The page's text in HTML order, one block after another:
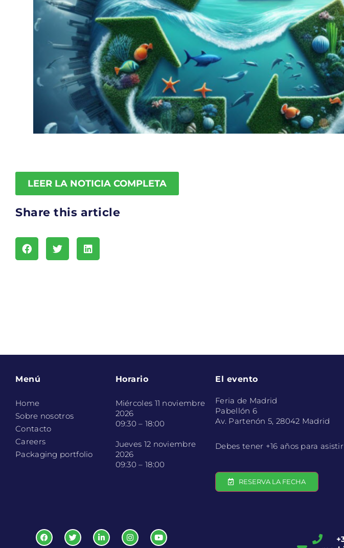
LEER LA NOTICIA COMPLETA
Share this article
Menú
Home
Sobre nosotros
Contacto
Careers
Packaging portfolio
Horario
Miércoles 11 noviembre
2026
09:30 – 18:00
Jueves 12 noviembre
2026
09:30 – 18:00
El evento
Feria de Madrid
Pabellón 6
Av. Partenón 5, 28042 Madrid
Debes tener +16 años para asistir
RESERVA LA FECHA